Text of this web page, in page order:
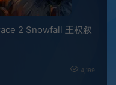
2 Snowfall 王权叙
4,199